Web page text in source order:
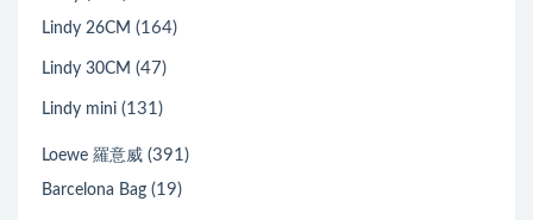
Lindy 26CM (164)
Lindy 30CM (47)
Lindy mini (131)
Loewe 羅意威 (391)
Barcelona Bag (19)